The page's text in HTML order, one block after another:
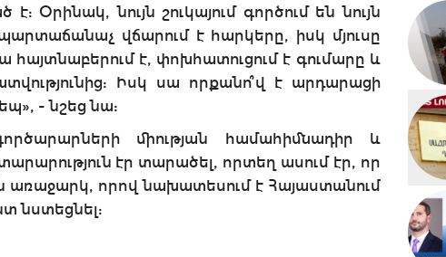
Օրինակ, նույն շուկայում գործում են նույն
վճարում է հարկերը, իսկ մյուսը
հայտնաբերում է, փոխհատուցում է գումարը և
Իսկ սա որքանո՞վ է արդարացի
- նշեց նա:
միության համահիմնադիր և
էր տարածել, որտեղ ասում էր, որ
որով նախատեսում է Հայաստանում
նստեցնել: